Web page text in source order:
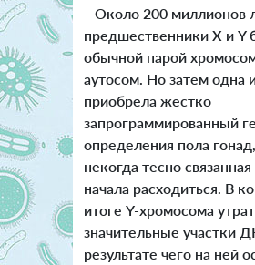
Около 200 миллионов
предшественники X и Y
обычной парой
аутосом. Но затем одна
приобрела жестко
запрограммированный
определения пола
некогда тесно связанная
начала расходиться. В
итоге Y-хромосома
значительные участки
результате чего на ней